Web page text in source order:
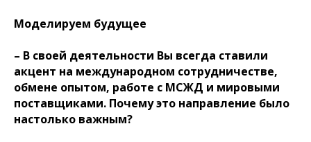
Моделируем будущее
– В своей деятельности Вы всегда ставили
акцент на международном сотрудничестве,
обмене опытом, работе с МСЖД и мировыми
поставщиками. Почему это направление было
настолько важным?